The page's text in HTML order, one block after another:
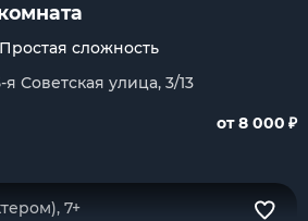
Простая сложность
Советская улица, 3/13
от 8 000 ₽
7+